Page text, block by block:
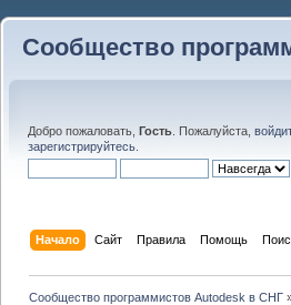
Сообщество
Добро пожаловать, Гость . Пожалуйста,
зарегистрируйтесь
Начало Сайт Правила Помощь
Сообщество программистов Autodesk в СНГ